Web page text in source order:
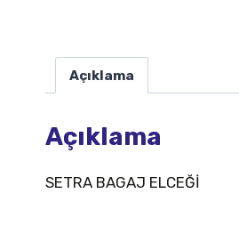
Açıklama
Açıklama
SETRA BAGAJ ELCEĞİ